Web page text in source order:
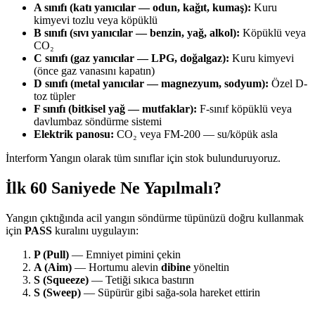
A sınıfı (katı yanıcılar — odun, kağıt, kumaş): Kuru
kimyevi tozlu veya köpüklü
B sınıfı (sıvı yanıcılar — benzin, yağ, alkol): Köpüklü veya
CO₂
C sınıfı (gaz yanıcılar — LPG, doğalgaz): Kuru kimyevi
(önce gaz vanasını kapatın)
D sınıfı (metal yanıcılar — magnezyum, sodyum): Özel D-
toz tüpler
F sınıfı (bitkisel yağ — mutfaklar): F-sınıf köpüklü veya
davlumbaz söndürme sistemi
Elektrik panosu: CO₂ veya FM-200 — su/köpük asla
İnterform Yangın olarak tüm sınıflar için stok bulunduruyoruz.
İlk 60 Saniyede Ne Yapılmalı?
Yangın çıktığında acil yangın söndürme tüpünüzü doğru kullanmak
için PASS kuralını uygulayın:
P (Pull) — Emniyet pimini çekin
A (Aim) — Hortumu alevin dibine yöneltin
S (Squeeze) — Tetiği sıkıca bastırın
S (Sweep) — Süpürür gibi sağa-sola hareket ettirin